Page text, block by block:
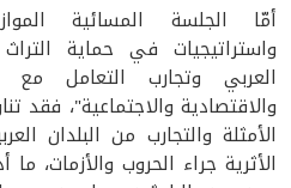
أمّا الجلسة المسائية
واستراتيجيات في حماية
العربي وتجارب التعامل مع
والاقتصادية والاجتماعية"، فقد
الأمثلة والتجارب من البلدان
الأثرية جراء الحروب والأزمات،